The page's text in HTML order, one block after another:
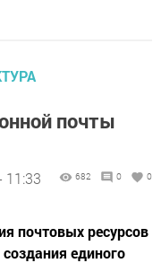
почты
11:33 682 0 0
почтовых ресурсов
единого